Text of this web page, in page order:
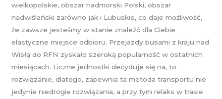
wielkopolskie, obszar nadmorski Polski, obszar
nadwiślański zarówno jak i Lubuskie, co daje możliwość,
że zawsze jesteśmy w stanie znaleźć dla Ciebie
elastyczne miejsce odbioru. Przejazdy busami z kraju nad
Wisłą do RFN zyskało szeroką popularność w ostatnich
miesiącach. Liczne jednostki decyduje się na, to
rozwiązanie, dlatego, zapewnia ta metoda transportu nie
jedynie niedrogie rozwiązania, a przy tym relaks w trasie